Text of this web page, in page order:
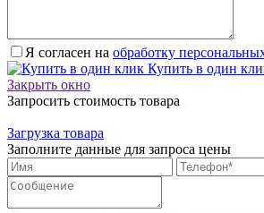
Я согласен на обработку
Купить в один
Закрыть окно
Запросить стоимость товара
Загрузка товара
Заполните данные для запроса цены